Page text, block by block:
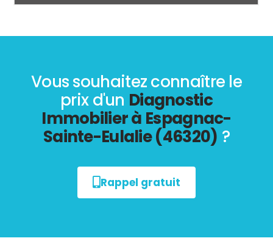
Vous souhaitez connaître le
prix d'un Diagnostic
Immobilier à Espagnac-
Sainte-Eulalie (46320) ?
Rappel gratuit